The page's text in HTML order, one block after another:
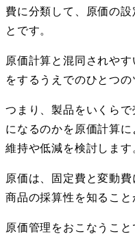
費に分類して、原価の
とです。
原価計算と混同されや
をするうえでのひとつの
つまり、製品をいくら
になるのかを原価計算に
維持や低減を検討します
原価は、固定費と変動
商品の採算性を知ること
原価管理をおこなうこ